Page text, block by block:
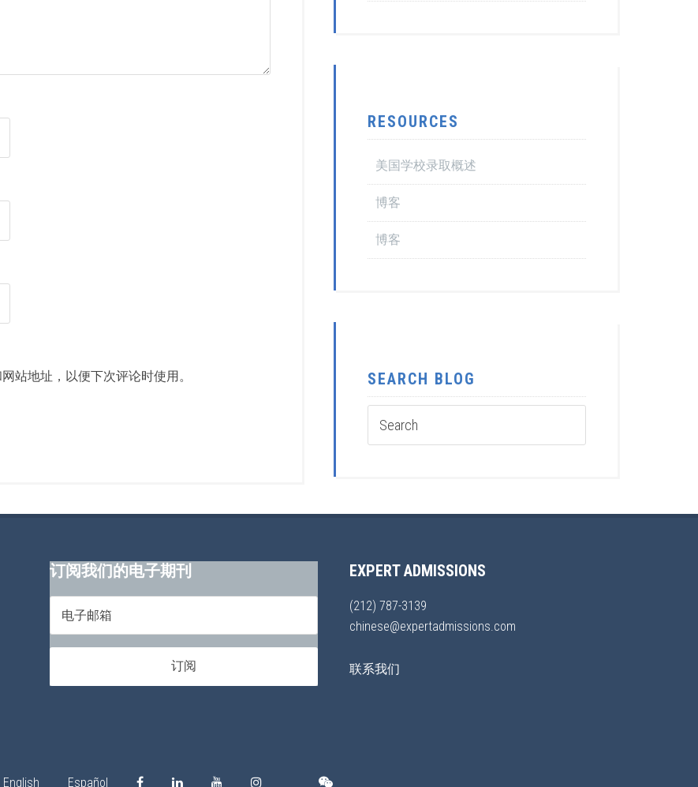
站地址，以便下次评论时使用。
RESOURCES
美国学校录取概述
博客
博客
SEARCH BLOG
订阅我们的电子期刊 EXPERT ADMISSIONS
(212) 787-3139
chinese@expertadmissions.com
联系我们
English Español